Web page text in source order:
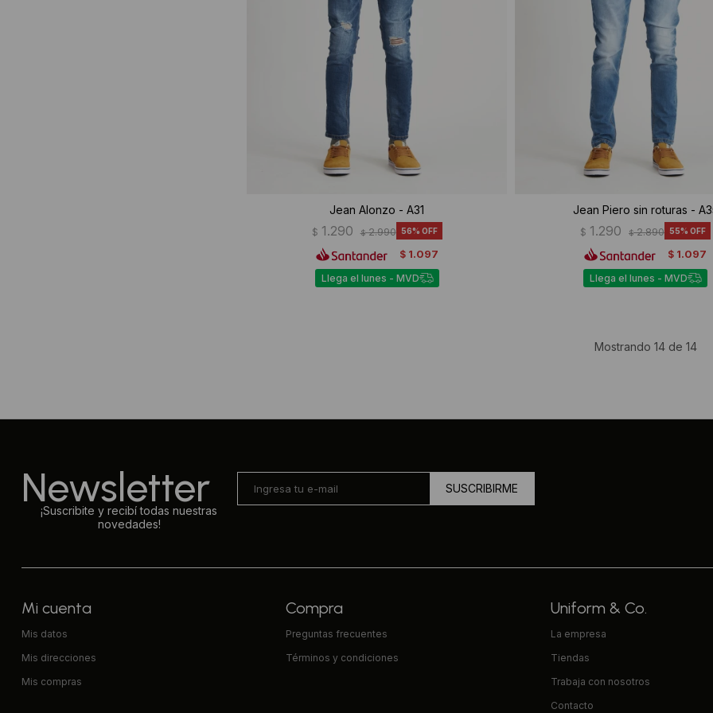
Jean Alonzo - A31
$ 1.290 $ 2.990 56
$ 1.097
Llega el lunes - MVD
Jean Piero sin roturas -
$ 1.290 $ 2.890 55
$ 1.097
Llega el lunes - MVD
Mostrando 14de 14
Newsletter
¡Suscribite y recibí todas nuestras
novedades!
SUSCRIBIRME
Mi cuenta
Mis datos
Mis direcciones
Mis compras
Compra
Preguntas frecuentes
Términos y condiciones
Uniform & Co.
La empresa
Tiendas
Trabaja con nosotros
Contacto